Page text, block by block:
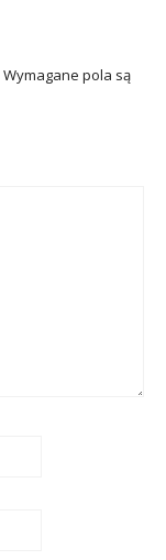
Wymagane pola są